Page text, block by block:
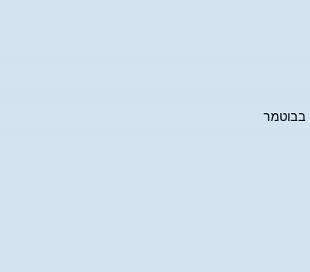
בבוטמר